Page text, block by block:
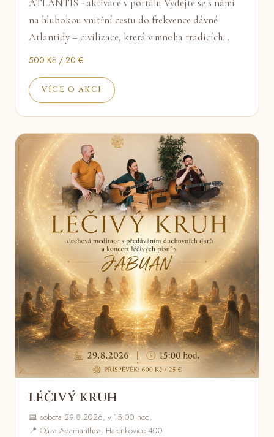
ATLANTIS - aktivace v portálu Vydejte se s námi
na hlubokou vnitřní cestu do frekvence dávné
Atlantidy – civilizace, která v mnoha tradicích…
500 Kč / 20 €
VÍCE O AKCI
LÉČIVÝ KRUH
📅 sobota 29.8.2026, v 15:00 hod.
📍 Oáza Adamanthea, Halenkovice 400